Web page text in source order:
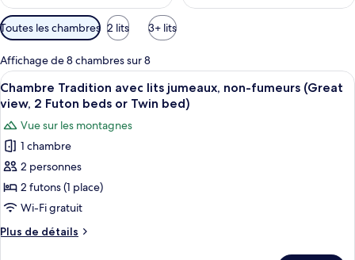
Filtres
disponibles
pour
les
chambres
Toutes les chambres 2 lits 3+ lits
Affichage de 8 chambres sur 8
Afficher
toutes
photos
pour
ce
type
de
chambre :
Chambre
Une pièce de style japonais
4
Chambre Tradition avec lits jumeaux, non-fumeurs (Great
view, 2 Futon beds or Twin bed)
Vue sur les montagnes
1 chambre
2 personnes
2 futons (1 place)
Wi-Fi gratuit
Plus de détails
Plus